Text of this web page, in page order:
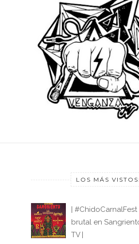
LOS MÁS VISTOS:
|
brutal en
TV |